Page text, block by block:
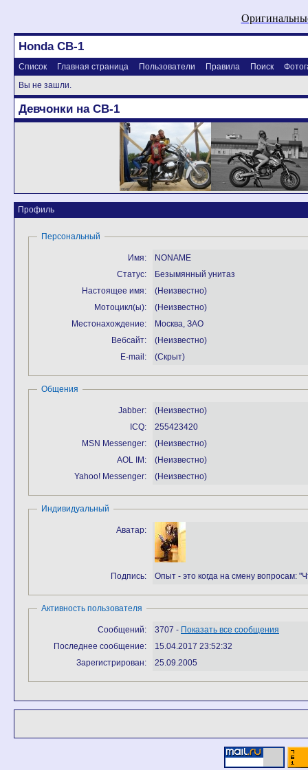
Honda CB-1
Список Главная страница Пользователи Правила Поиск
Вы не зашли.
Девчонки на CB-1
Профиль
Персональный
Имя:
NONAME
Статус:
Безымянный унитаз
Настоящее имя:
(Неизвестно)
Мотоцикл(ы):
(Неизвестно)
Местонахождение:
Москва, ЗАО
Вебсайт:
(Неизвестно)
E-mail:
(Скрыт)
Общения
Jabber:
(Неизвестно)
ICQ:
255423420
MSN Messenger:
(Неизвестно)
AOL IM:
(Неизвестно)
Yahoo! Messenger:
(Неизвестно)
Индивидуальный
Аватар:
Подпись: Опыт - это когда на смену вопросам:
Активность пользователя
Сообщений: 3707 - Показать все сообщения
Последнее сообщение:
15.04.2017 23:52:32
Зарегистрирован:
25.09.2005